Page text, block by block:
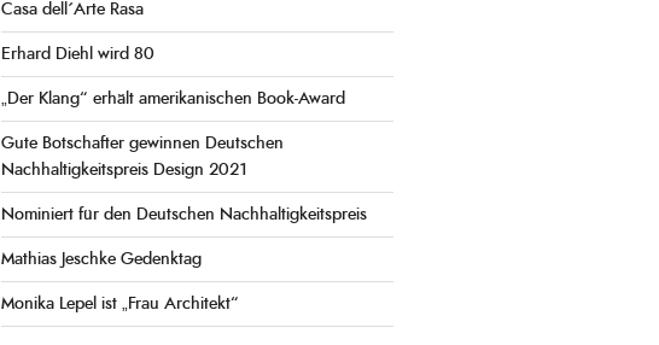
Casa dell´Arte Rasa
Erhard Diehl wird 80
„Der Klang“ erhält amerikanischen Book-Award
Gute Botschafter gewinnen Deutschen
Nachhaltigkeitspreis Design 2021
Nominiert für den Deutschen Nachhaltigkeitspreis
Mathias Jeschke Gedenktag
Monika Lepel ist „Frau Architekt“